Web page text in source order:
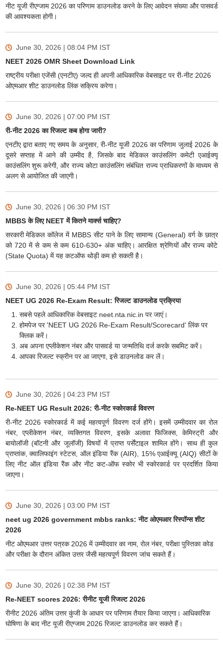
नीट यूजी रीएग्जाम 2026 का परिणाम डाउनलोड करने के लिए आवेदन संख्या और पासवर्ड
की आवश्यकता होगी।
June 30, 2026 | 08:04 PM IST
NEET 2026 OMR Sheet Download Link
राष्ट्रीय परीक्षा एजेंसी (एनटीए) जल्द ही अपनी आधिकारिक वेबसाइट पर री-नीट 2026
ओएमआर शीट डाउनलोड लिंक सक्रिय करेगा।
June 30, 2026 | 07:00 PM IST
री-नीट 2026 का रिजल्ट कब होगा जारी?
एनटीए द्वारा बताए गए समय के अनुसार, री-नीट यूजी 2026 का परिणाम जुलाई 2026 के
दूसरे सप्ताह में आने की उम्मीद है, जिसके बाद मेडिकल काउंसलिंग कमेटी एआईक्यू
काउंसलिंग शुरू करेगी, और राज्य कोटा काउंसलिंग संबंधित राज्य प्राधिकरणों के माध्यम से
अलग से आयोजित की जाएगी।
June 30, 2026 | 06:30 PM IST
MBBS के लिए NEET में कितने मार्क्स चाहिए?
सरकारी मेडिकल कॉलेज में MBBS सीट पाने के लिए सामान्य (General) वर्ग के छात्र
को 720 में से कम से कम 610-630+ अंक चाहिए। आरक्षित श्रेणियों और राज्य कोटे
(State Quota) में यह कटऑफ थोड़ी कम हो सकती है।
June 30, 2026 | 05:44 PM IST
NEET UG 2026 Re-Exam Result: रिजल्ट डाउनलोड प्रक्रिया
सबसे पहले आधिकारिक वेबसाइट neet.nta.nic.in पर जाएं।
होमपेज पर 'NEET UG 2026 Re-Exam Result/Scorecard' लिंक पर
क्लिक करें।
अब अपना एप्लीकेशन नंबर और पासवर्ड या जन्मतिथि दर्ज करके सबमिट करें।
आपका रिजल्ट स्क्रीन पर आ जाएगा, इसे डाउनलोड कर लें।
June 30, 2026 | 04:23 PM IST
Re-NEET UG Result 2026: री-नीट स्कोरकार्ड विवरण
री-नीट 2026 स्कोरकार्ड में कई महत्वपूर्ण विवरण दर्ज होंगे। इसमें उम्मीदवार का रोल
नंबर, एप्लीकेशन नंबर, व्यक्तिगत विवरण, इसके अलावा फिजिक्स, केमिस्ट्री और
बायोलॉजी (बॉटनी और जूलॉजी) विषयों में प्राप्त पर्सेंटाइल शामिल होंगे। साथ ही कुल
प्राप्तांक, क्वालिफाइंग स्टेटस, ऑल इंडिया रैंक (AIR), 15% एआईक्यू (AIQ) सीटों के
लिए नीट ऑल इंडिया रैंक और नीट कट-ऑफ स्कोर भी स्कोरकार्ड पर प्रदर्शित किया
जाएगा।
June 30, 2026 | 03:00 PM IST
neet ug 2026 government mbbs ranks: नीट ओएमआर रिस्पॉन्स शीट
2026
नीट ओएमआर उत्तर पत्रक 2026 में उम्मीदवार का नाम, रोल नंबर, परीक्षा पुस्तिका कोड
और परीक्षा के दौरान अंकित उत्तर जैसी महत्वपूर्ण विवरण जांच सकते हैं।
June 30, 2026 | 02:38 PM IST
Re-NEET scores 2026: रीनीट यूजी रिजल्ट 2026
रीनीट 2026 अंतिम उत्तर कुंजी के आधार पर परिणाम तैयार किया जाएगा। आधिकारिक
घोषिणा के बाद नीट यूजी रीएग्जाम 2026 रिजल्ट डाउनलोड कर सकते हैं।